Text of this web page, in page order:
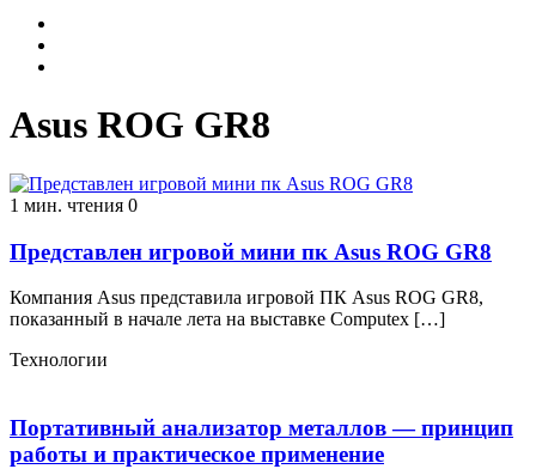
Asus ROG GR8
1 мин. чтения 0
Представлен игровой мини пк Asus ROG GR8
Компания Asus представила игровой ПК Asus ROG GR8,
показанный в начале лета на выставке Computex […]
Технологии
Портативный анализатор металлов — принцип
работы и практическое применение